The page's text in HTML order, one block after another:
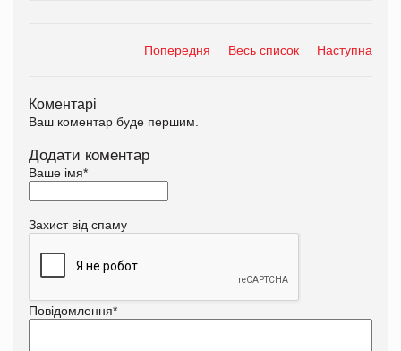
Попередня Весь список Наступна
Коментарі
Ваш коментар буде першим.
Додати коментар
Ваше імя*
Захист від спаму
Повідомлення*